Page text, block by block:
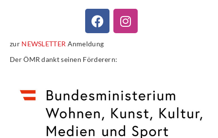
zur NEWSLETTER Anmeldung
Der ÖMR dankt seinen Förderern: